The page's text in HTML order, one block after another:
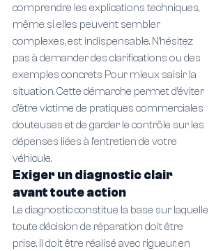
comprendre les explications techniques,
même si elles peuvent sembler
complexes, est indispensable. N’hésitez
pas à demander des clarifications ou des
exemples concrets Pour mieux saisir la
situation. Cette démarche permet d’éviter
d’être victime de pratiques commerciales
douteuses et de garder le contrôle sur les
dépenses liées à l’entretien de votre
véhicule.
Exiger un diagnostic clair
avant toute action
Le diagnostic constitue la base sur laquelle
toute décision de réparation doit être
prise. Il doit être réalisé avec rigueur, en